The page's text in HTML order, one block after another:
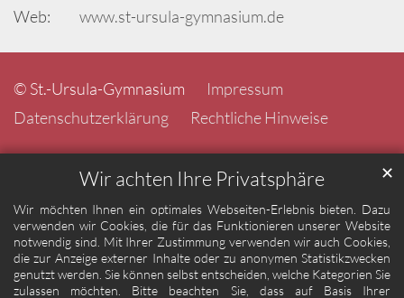
Wir achten Ihre Privatsphäre
Wir möchten Ihnen ein optimales Webseiten-Erlebnis bieten. Dazu
verwenden wir Cookies, die für das Funktionieren unserer Website
notwendig sind. Mit Ihrer Zustimmung verwenden wir auch Cookies,
die zur Anzeige externer Inhalte oder zu anonymen Statistikzwecken
genutzt werden. Sie können selbst entscheiden, welche Kategorien Sie
zulassen möchten. Bitte beachten Sie, dass auf Basis Ihrer
✕
Web:
www.st-ursula-gymnasium.de
© St.-Ursula-Gymnasium
Impressum
Datenschutzerklärung
Rechtliche Hinweise